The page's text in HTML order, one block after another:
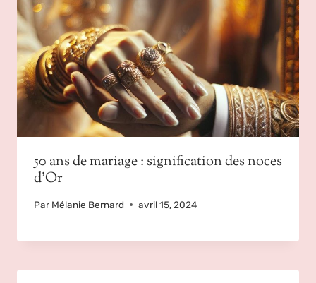
50 ans de mariage : signification des noces
d’Or
Par Mélanie Bernard avril 15, 2024